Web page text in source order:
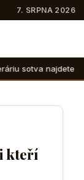
7. SRPNA 2026
kteří